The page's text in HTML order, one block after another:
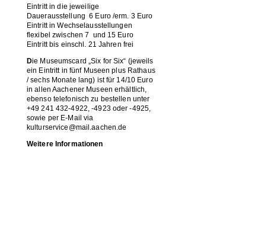
Eintritt in die jeweilige
Dauerausstellung 6 Euro /erm. 3 Euro
Eintritt in Wechselausstellungen
flexibel zwischen 7 und 15 Euro
Eintritt bis einschl. 21 Jahren frei
Die Museumscard „Six for Six“ (jeweils
ein Eintritt in fünf Museen plus Rathaus
/ sechs Monate lang) ist für 14/10 Euro
in allen Aachener Museen erhältlich,
ebenso telefonisch zu bestellen unter
+49 241 432-4922, -4923 oder -4925,
sowie per E-Mail via
kulturservice@mail.aachen.de
Weitere Informationen